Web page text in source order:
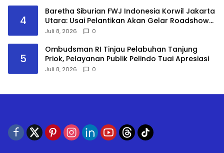
4
Baretha Siburian FWJ Indonesia Korwil Jakarta
Utara: Usai Pelantikan Akan Gelar Roadshow
Audiensi ke Seluruh Pemangku Kepentingan
Juli 8, 2026 0
5
Ombudsman RI Tinjau Pelabuhan Tanjung
Priok, Pelayanan Publik Pelindo Tuai Apresiasi
Juli 8, 2026 0